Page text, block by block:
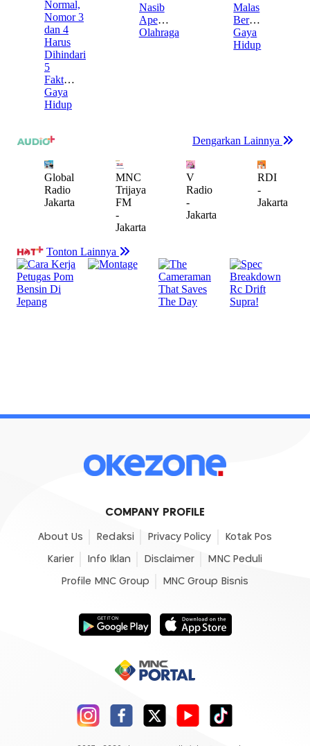
COMPANY PROFILE
About Us Redaksi Privacy Policy Kotak Pos
Karier Info Iklan Disclaimer MNC Peduli
Profile MNC Group MNC Group Bisnis